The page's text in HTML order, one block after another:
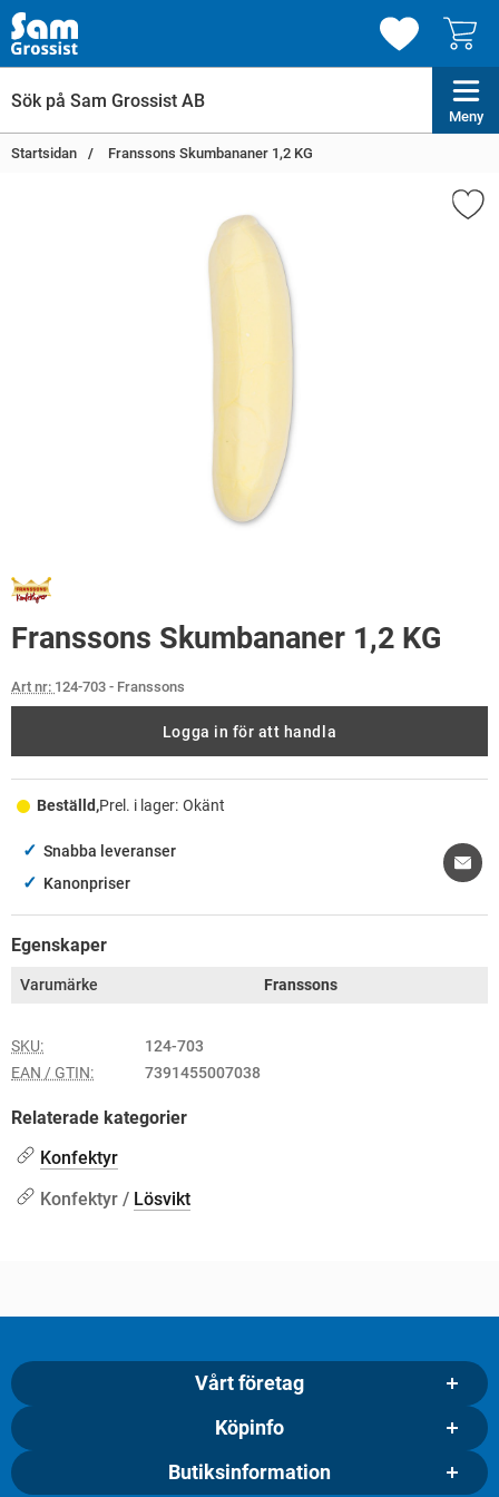
Meny
Startsidan Franssons Skumbananer 1,2 KG
Franssons Skumbananer 1,2 KG
Art nr: 124-703 - Franssons
Logga in för att handla
Beställd,Prel. i lager: Okänt
✓ Snabba leveranser
✓ Kanonpriser
Egenskaper
Varumärke Franssons
SKU:
124-703
EAN / GTIN:
7391455007038
Relaterade kategorier
Konfektyr
Konfektyr / Lösvikt
Vårt företag
Köpinfo
Butiksinformation